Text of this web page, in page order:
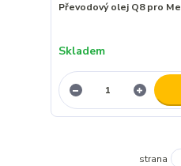
Převodový olej Q8 pro
Skladem
strana